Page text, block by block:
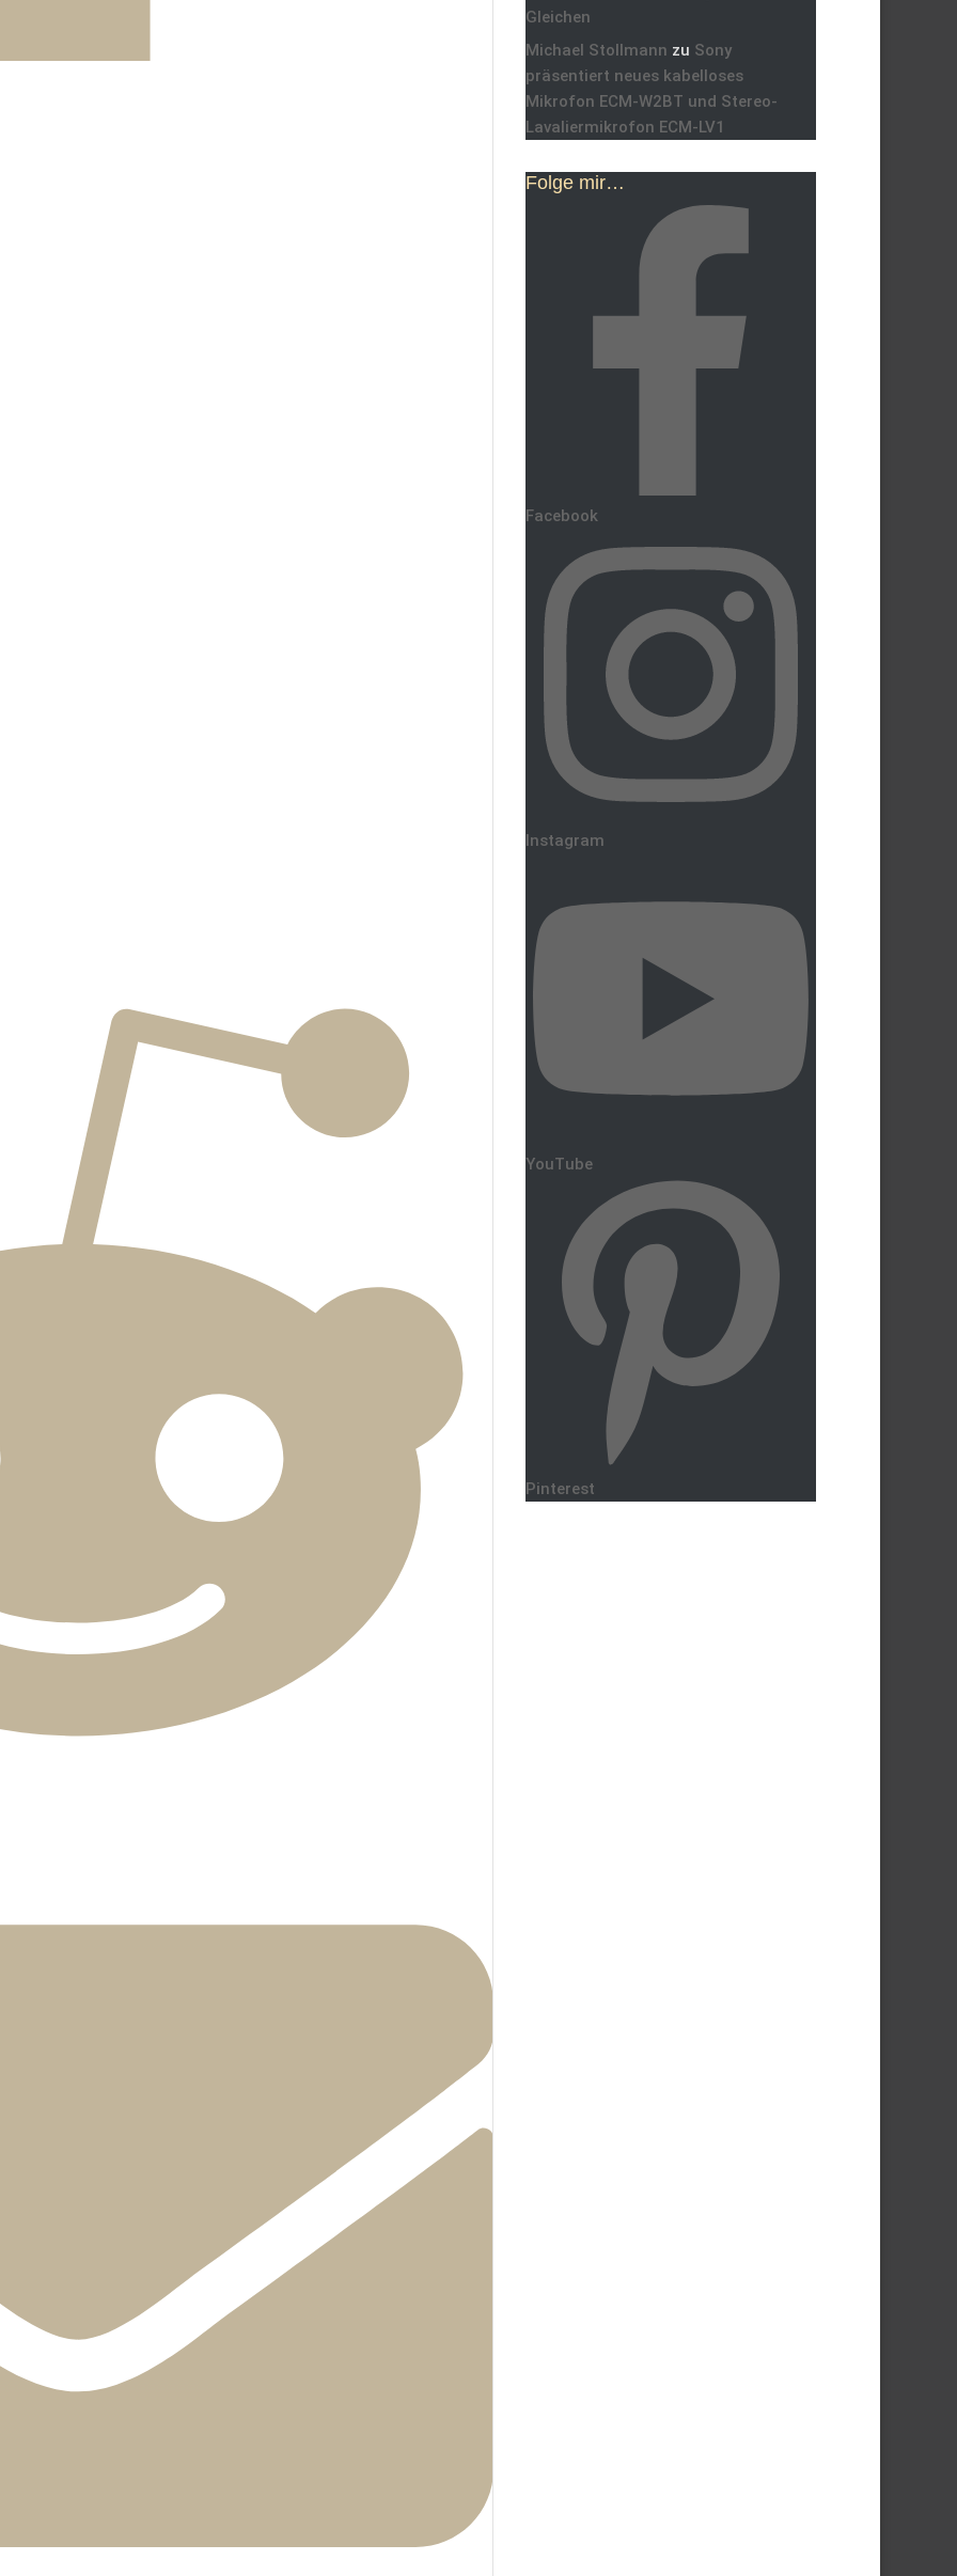
Gleichen
Michael Stollmann zu Sony
präsentiert neues kabelloses
Mikrofon ECM-W2BT und Stereo-
Lavaliermikrofon ECM-LV1
Folge mir…
Facebook
Instagram
YouTube
Pinterest